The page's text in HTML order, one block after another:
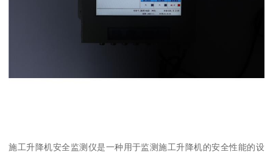
施工升降机安全监测仪是一种用于监测施工升降机的安全性能的设